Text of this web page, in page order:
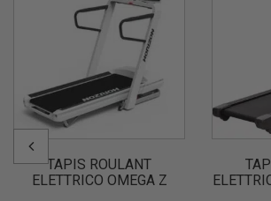
TAPIS ROULANT
ELETTRICO OMEGA Z